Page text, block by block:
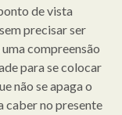
de vista
precisar ser
compreensão
para se colocar
não se apaga o
caber no presente